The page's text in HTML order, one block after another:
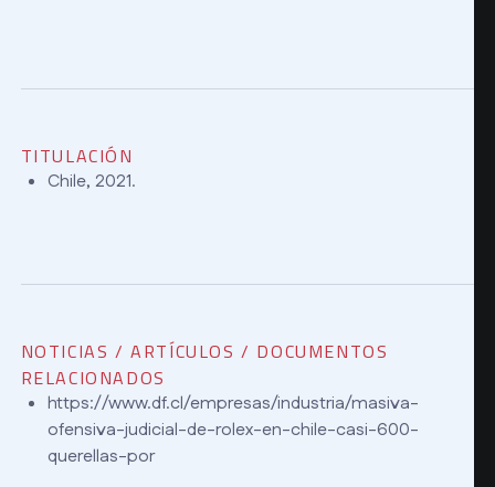
TITULACIÓN
Chile, 2021.
NOTICIAS / ARTÍCULOS / DOCUMENTOS
RELACIONADOS
https://www.df.cl/empresas/industria/masiva-
ofensiva-judicial-de-rolex-en-chile-casi-600-
querellas-por